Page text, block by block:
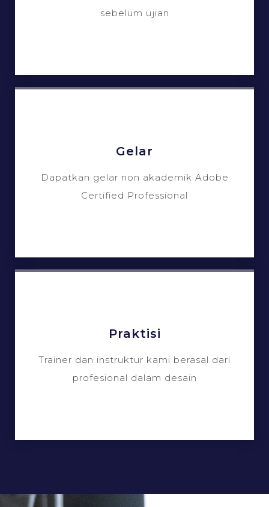
sebelum ujian
Gelar
Dapatkan gelar non akademik Adobe
Certified Professional
Praktisi
Trainer dan instruktur kami berasal dari
profesional dalam desain